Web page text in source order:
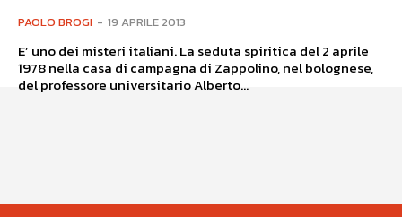
PAOLO BROGI - 19 APRILE 2013
E’ uno dei misteri italiani. La seduta spiritica del 2 aprile
1978 nella casa di campagna di Zappolino, nel bolognese,
del professore universitario Alberto...